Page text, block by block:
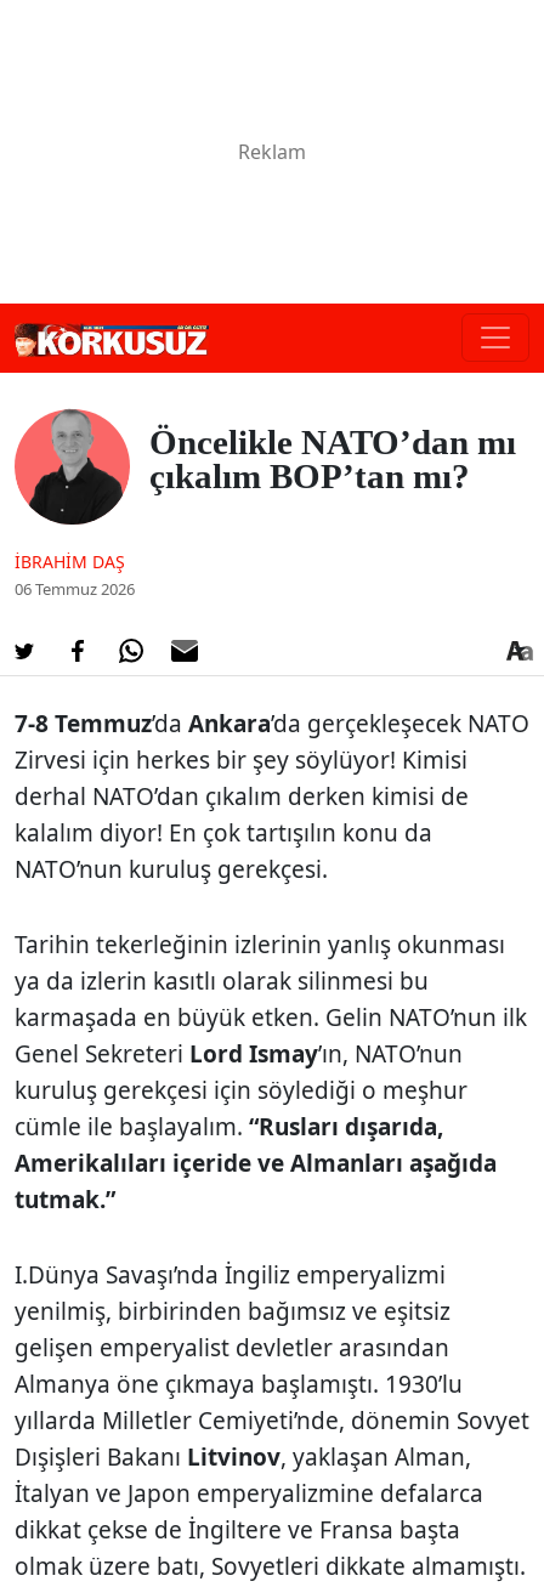
Öncelikle NATO’dan mı
çıkalım BOP’tan mı?
İBRAHIM DAŞ
06 Temmuz 2026
7-8 Temmuz’da Ankara’da gerçekleşecek NATO
Zirvesi için herkes bir şey söylüyor! Kimisi
derhal NATO’dan çıkalım derken kimisi de
kalalım diyor! En çok tartışılın konu da
NATO’nun kuruluş gerekçesi.
Tarihin tekerleğinin izlerinin yanlış okunması
ya da izlerin kasıtlı olarak silinmesi bu
karmaşada en büyük etken. Gelin NATO’nun ilk
Genel Sekreteri Lord Ismay’ın, NATO’nun
kuruluş gerekçesi için söylediği o meşhur
cümle ile başlayalım. “Rusları dışarıda,
Amerikalıları içeride ve Almanları aşağıda
tutmak.”
I.Dünya Savaşı’nda İngiliz emperyalizmi
yenilmiş, birbirinden bağımsız ve eşitsiz
gelişen emperyalist devletler arasından
Almanya öne çıkmaya başlamıştı. 1930’lu
yıllarda Milletler Cemiyeti’nde, dönemin Sovyet
Dışişleri Bakanı Litvinov, yaklaşan Alman,
İtalyan ve Japon emperyalizmine defalarca
dikkat çekse de İngiltere ve Fransa başta
olmak üzere batı, Sovyetleri dikkate almamıştı.